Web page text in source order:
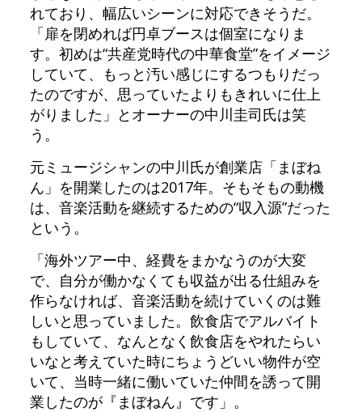
れており、幅広いシーンに対応できそうだ。
「扉を閉めれば円卓ブースは個室になりま
す。初めは“共産党時代の中華食堂”をイメージ
していて、もっと汚い感じにするつもりだっ
たのですが、思っていたよりもきれいに仕上
がりました」とオーナーの中川圭司氏は笑
う。
元ミュージシャンの中川氏が創業店「まぼね
ん」を開業したのは2017年。そもそもの動機
は、音楽活動を継続するための“収入源”だった
という。
「海外ツアー中、経費をまかなうのが大変
で、自分が働かなくても収益が出る仕組みを
作らなければ、音楽活動を続けていくのは難
しいと思っていました。飲食店でアルバイト
もしていて、なんとなく飲食店をやれたらい
いなと考えていた時にちょうどいい物件が空
いて、当時一緒に働いていた仲間を誘って開
業したのが『まぼねん』です」。